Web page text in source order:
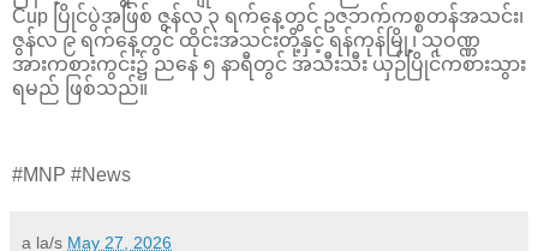
Cup ပြိုင်ပွဲအဖြစ် ဇွန်လ ၃ ရက်နေ့တွင် ဥဇဘက်ကစ္စတန်အသင်း၊
ဇွန်လ ၉ ရက်နေ့တွင် ထိုင်းအသင်းတို့နှင့် ရန်ကုန်မြို့၊ သုဝဏ္ဏ
အားကစားကွင်း၌ ညနေ ၅ နာရီတွင် အသီးသီး ယှဉ်ပြိုင်ကစားသွား
ရမည် ဖြစ်သည်။
#MNP #News
a la/s May 27, 2026